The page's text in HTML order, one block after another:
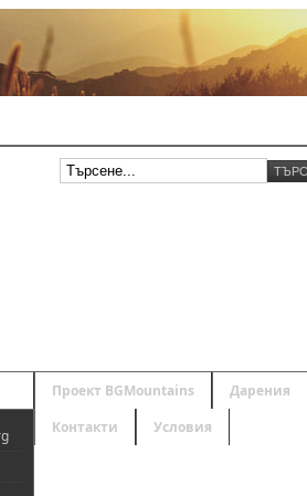
Проект BGMountains
Дарения
Контакти
Условия